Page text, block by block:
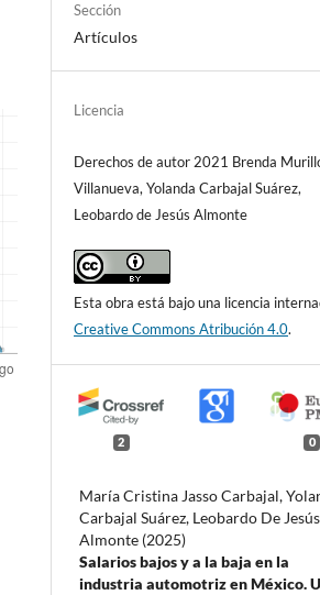
Sección
Artículos
Licencia
Derechos de autor 2021 Brenda
Villanueva, Yolanda Carbajal Suárez,
Leobardo de Jesús Almonte
Esta obra está bajo una licencia
Creative Commons Atribución 4.0.
2 0
María Cristina Jasso Carbajal,
Carbajal Suárez, Leobardo De Jesús
Almonte (2025)
Salarios bajos y a la baja en la
industria automotriz en México.